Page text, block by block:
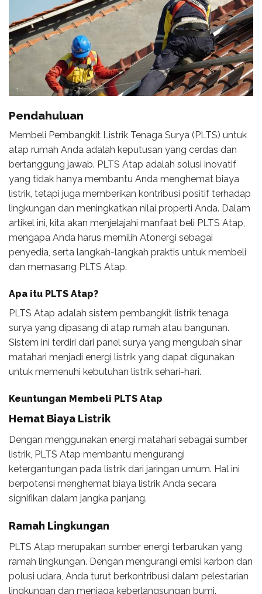
Pendahuluan
Membeli Pembangkit Listrik Tenaga Surya (PLTS) untuk
atap rumah Anda adalah keputusan yang cerdas dan
bertanggung jawab. PLTS Atap adalah solusi inovatif
yang tidak hanya membantu Anda menghemat biaya
listrik, tetapi juga memberikan kontribusi positif terhadap
lingkungan dan meningkatkan nilai properti Anda. Dalam
artikel ini, kita akan menjelajahi manfaat beli PLTS Atap,
mengapa Anda harus memilih Atonergi sebagai
penyedia, serta langkah-langkah praktis untuk membeli
dan memasang PLTS Atap.
Apa itu PLTS Atap?
PLTS Atap adalah sistem pembangkit listrik tenaga
surya yang dipasang di atap rumah atau bangunan.
Sistem ini terdiri dari panel surya yang mengubah sinar
matahari menjadi energi listrik yang dapat digunakan
untuk memenuhi kebutuhan listrik sehari-hari.
Keuntungan Membeli PLTS Atap
Hemat Biaya Listrik
Dengan menggunakan energi matahari sebagai sumber
listrik, PLTS Atap membantu mengurangi
ketergantungan pada listrik dari jaringan umum. Hal ini
berpotensi menghemat biaya listrik Anda secara
signifikan dalam jangka panjang.
Ramah Lingkungan
PLTS Atap merupakan sumber energi terbarukan yang
ramah lingkungan. Dengan mengurangi emisi karbon dan
polusi udara, Anda turut berkontribusi dalam pelestarian
lingkungan dan menjaga keberlangsungan bumi.